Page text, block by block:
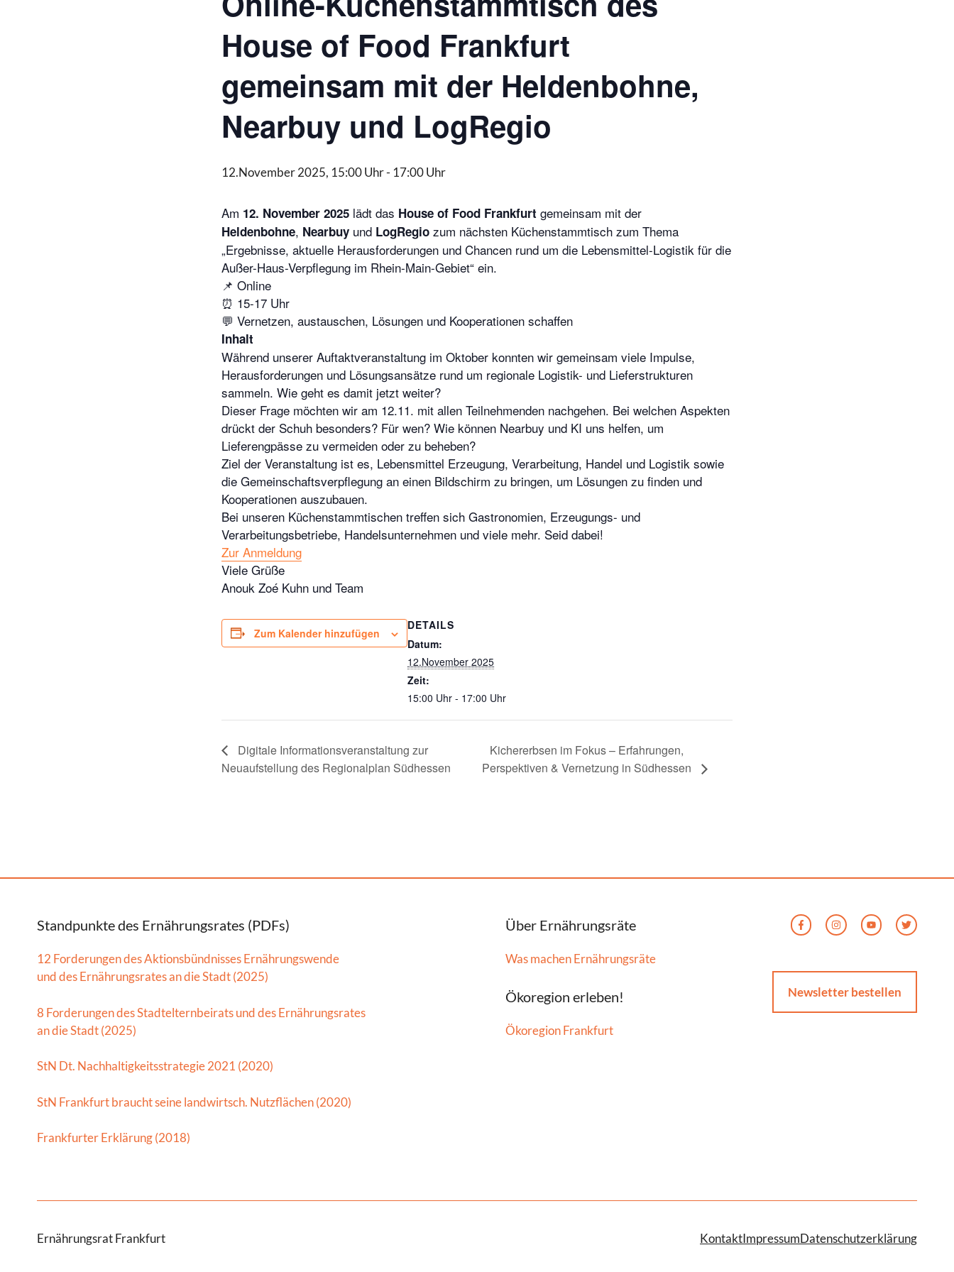
House of Food Frankfurt
gemeinsam mit der Heldenbohne,
Nearbuy und LogRegio
12.November 2025, 15:00 Uhr- 17:00 Uhr
Am 12. November 2025 lädt das House of Food Frankfurt gemeinsam mit der
Heldenbohne, Nearbuy und LogRegio zum nächsten Küchenstammtisch zum Thema
„Ergebnisse, aktuelle Herausforderungen und Chancen rund um die Lebensmittel-Logistik für die
Außer-Haus-Verpflegung im Rhein-Main-Gebiet“ ein.
📌 Online
⏰ 15-17 Uhr
💬 Vernetzen, austauschen, Lösungen und Kooperationen schaffen
Inhalt
Während unserer Auftaktveranstaltung im Oktober konnten wir gemeinsam viele Impulse,
Herausforderungen und Lösungsansätze rund um regionale Logistik- und Lieferstrukturen
sammeln. Wie geht es damit jetzt weiter?
Dieser Frage möchten wir am 12.11. mit allen Teilnehmenden nachgehen. Bei welchen Aspekten
drückt der Schuh besonders? Für wen? Wie können Nearbuy und KI uns helfen, um
Lieferengpässe zu vermeiden oder zu beheben?
Ziel der Veranstaltung ist es, Lebensmittel Erzeugung, Verarbeitung, Handel und Logistik sowie
die Gemeinschaftsverpflegung an einen Bildschirm zu bringen, um Lösungen zu finden und
Kooperationen auszubauen.
Bei unseren Küchenstammtischen treffen sich Gastronomien, Erzeugungs- und
Verarbeitungsbetriebe, Handelsunternehmen und viele mehr. Seid dabei!
Zur Anmeldung
Viele Grüße
Anouk Zoé Kuhn und Team
Zum Kalender hinzufügen
DETAILS
Datum:
12.November 2025
Zeit:
15:00 Uhr - 17:00 Uhr
Digitale Informationsveranstaltung zur
Neuaufstellung des Regionalplan Südhessen
Kichererbsen im Fokus – Erfahrungen,
Perspektiven & Vernetzung in Südhessen
Standpunkte des Ernährungsrates (PDFs)
12 Forderungen des Aktionsbündnisses Ernährungswende
und des Ernährungsrates an die Stadt (2025)
8 Forderungen des Stadtelternbeirats und des Ernährungsrates
an die Stadt (2025)
StN Dt. Nachhaltigkeitsstrategie 2021 (2020)
StN Frankfurt braucht seine landwirtsch. Nutzflächen (2020)
Frankfurter Erklärung (2018)
Über Ernährungsräte
Was machen Ernährungsräte
Ökoregion erleben!
Ökoregion Frankfurt
Newsletter bestellen
Ernährungsrat Frankfurt KontaktImpressumDatenschutzerklärung